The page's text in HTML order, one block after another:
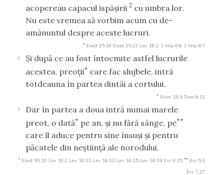
acopereau capacul ispăşirii 2 cu umbra lor.
Nu este vremea să vorbim acum cu de-
amănuntul despre aceste lucruri.
* Exod 25:18 Exod 25:22 Lev 16:2 1 Imp 8:6 1 Imp 8:7
6
Şi după ce au fost întocmite astfel lucrurile
acestea, preoţii* care fac slujbele, intră
totdeauna în partea dintâi a cortului.
* Num 28:3 Dan 8:11
7
Dar în partea a doua intră numai marele
preot, o dată* pe an, şi nu fără sânge, pe**
care îl aduce pentru sine însuşi şi pentru
păcatele din neştiinţă ale norodului.
* Exod 30:10 Lev 16:2 Lev 16:11 Lev 16:12 Lev 16:15 Lev 16:34 Evr 9:25 ** Evr 5:3
Evr 7:27